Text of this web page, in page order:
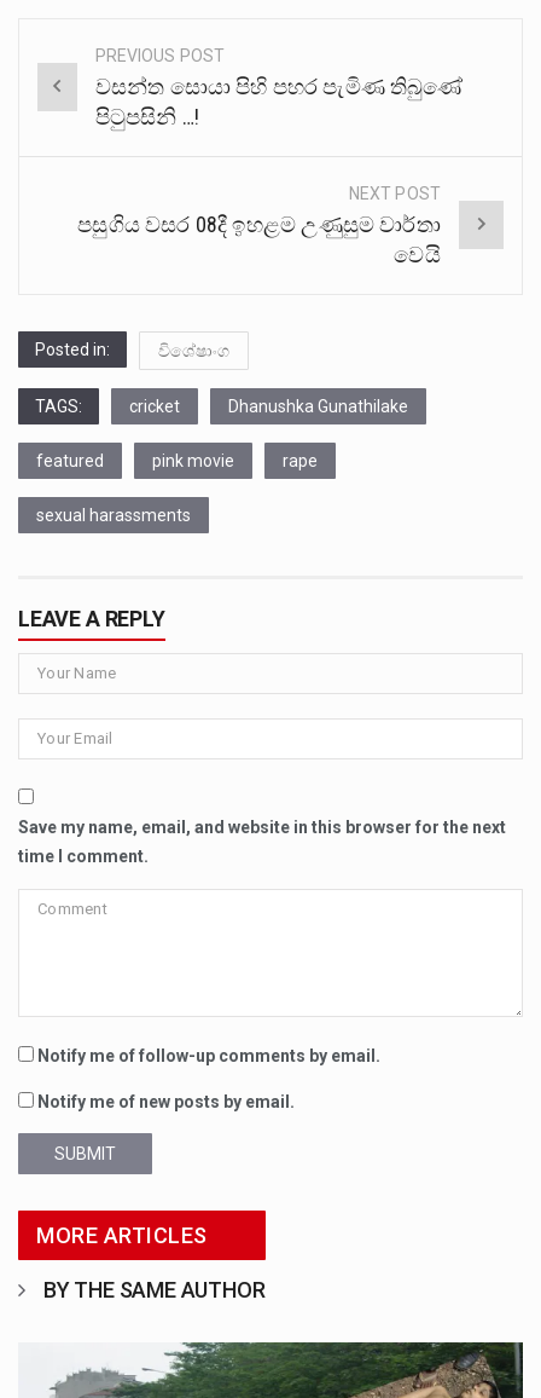
Post
navigation
PREVIOUS POST
වසන්ත සොයා පිහි පහර පැමිණ තිබුණේ
පිටුපසිනි …!
NEXT POST
පසුගිය වසර 08දී ඉහළම උණුසුම වාර්තා
වෙයි
Posted in: විශේෂාංග
TAGS: cricket Dhanushka Gunathilake
featured pink movie rape
sexual harassments
LEAVE A REPLY
Save my name, email, and website in this browser for the next
time I comment.
Notify me of follow-up comments by email.
Notify me of new posts by email.
SUBMIT
MORE ARTICLES
BY THE SAME AUTHOR